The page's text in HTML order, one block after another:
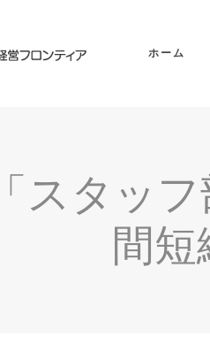
ホーム
「スタッ
間